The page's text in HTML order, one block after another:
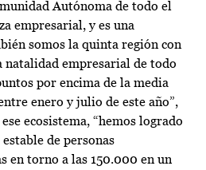
Autónoma de todo el
empresarial, y es una
somos la quinta región con
natalidad empresarial de todo
por encima de la media
enero y julio de este año”,
ecosistema, “hemos logrado
de personas
en torno a las 150.000 en un